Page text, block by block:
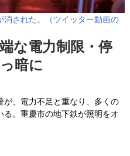
された。（ツイッター動画の
な電力制限・停
暗に
、電力不足と重なり、多くの
。重慶市の地下鉄が照明をオ